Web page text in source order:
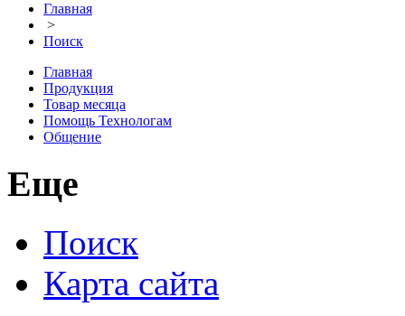
Главная
>
Поиск
Главная
Продукция
Товар месяца
Помощь Технологам
Общение
Еще
Поиск
Карта сайта